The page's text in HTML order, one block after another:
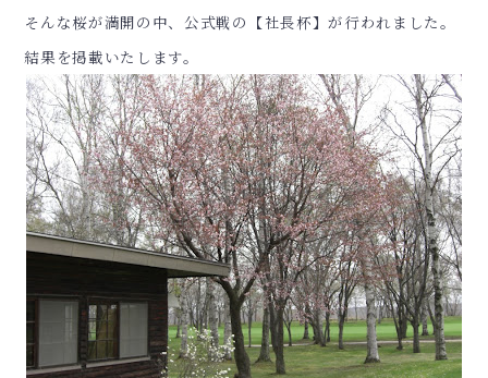
そんな桜が満開の中、公式戦の【社長杯】が行われました。
結果を掲載いたします。